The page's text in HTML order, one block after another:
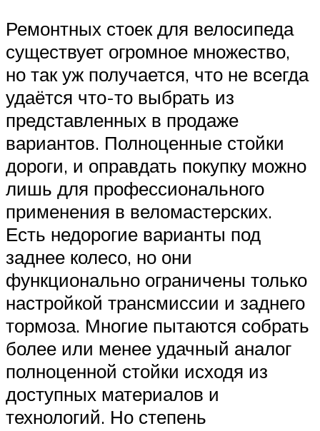
Ремонтных стоек для велосипеда
существует огромное множество,
но так уж получается, что не всегда
удаётся что-то выбрать из
представленных в продаже
вариантов. Полноценные стойки
дороги, и оправдать покупку можно
лишь для профессионального
применения в веломастерских.
Есть недорогие варианты под
заднее колесо, но они
функционально ограничены только
настройкой трансмиссии и заднего
тормоза. Многие пытаются собрать
более или менее удачный аналог
полноценной стойки исходя из
доступных материалов и
технологий. Но степень